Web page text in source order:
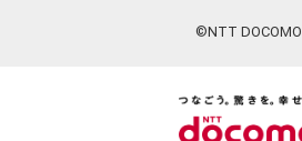
©NTT DOCOMO